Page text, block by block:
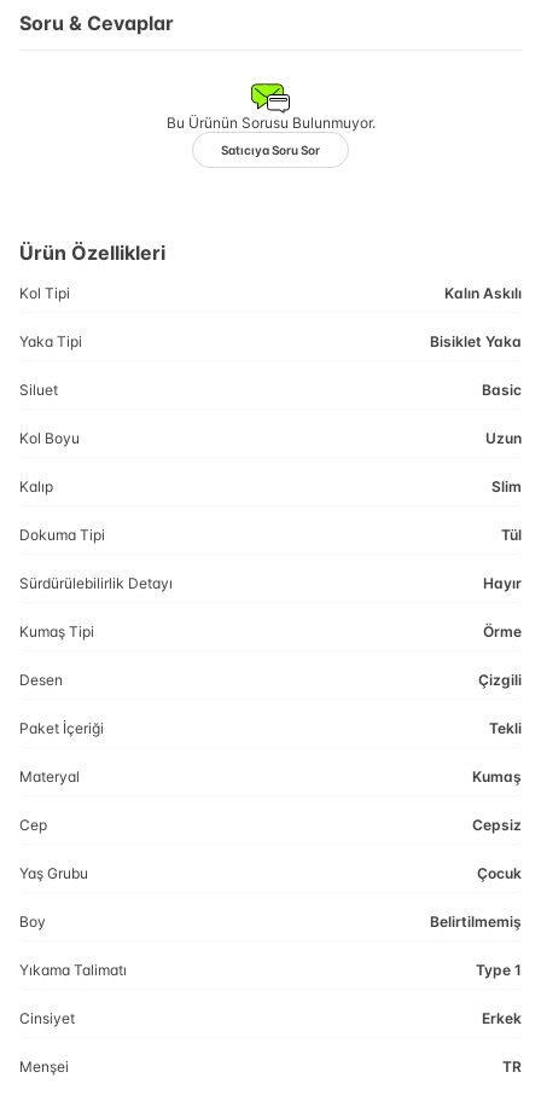
Soru & Cevaplar
Bu Ürünün Sorusu Bulunmuyor.
Satıcıya Soru Sor
Ürün Özellikleri
Kol Tipi Kalın Askılı
Yaka Tipi Bisiklet Yaka
Siluet Basic
Kol Boyu Uzun
Kalıp Slim
Dokuma Tipi Tül
Sürdürülebilirlik Detayı Hayır
Kumaş Tipi Örme
Desen Çizgili
Paket İçeriği Tekli
Materyal Kumaş
Cep Cepsiz
Yaş Grubu Çocuk
Boy Belirtilmemiş
Yıkama Talimatı Type 1
Cinsiyet Erkek
Menşei TR